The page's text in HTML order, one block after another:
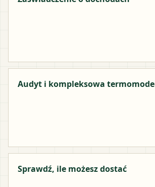
Audyt i kompleksowa
Sprawdź, ile możesz dostać